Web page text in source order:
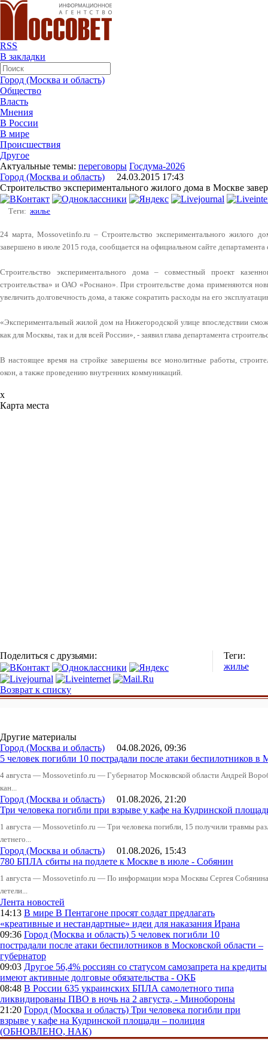
RSS
В закладки
Город (Москва и область)
Общество
Власть
Мнения
В России
В мире
Происшествия
Другое
Актуальные темы: переговоры Госдума-2026
Город (Москва и область) 24.03.2015 17:43
Строительство экспериментального жилого дома в Москве
Теги: жилье
24 марта, Mossovetinfo.ru – Строительство экспериментального жилого
завершено в июле 2015 года, сообщается на официальном сайте департамента
Строительство экспериментального дома – совместный проект
строительства» и ОАО «Роснано». При строительстве дома применяются
увеличить долговечность дома, а также сократить расходы на его
«Экспериментальный жилой дом на Нижегородской улице впоследствии
как для Москвы, так и для всей России», - заявил глава департамента
В настоящее время на стройке завершены все монолитные работы,
окон, а также проведению внутренних коммуникаций.
x
Карта места
Поделиться с друзьями:
Теги:
жилье
Возврат к списку
Другие материалы
Город (Москва и область) 04.08.2026, 09:36
5 человек погибли 10 пострадали после атаки беспилотников в
4 августа — Mossovetinfo.ru — Губернатор Московской области Андрей
кан...
Город (Москва и область) 01.08.2026, 21:20
Три человека погибли при взрыве у кафе на Кудринской
1 августа — Mossovetinfo.ru — Три человека погибли, 15 получили травмы
летнего...
Город (Москва и область) 01.08.2026, 15:43
780 БПЛА сбиты на подлете к Москве в июле - Собянин
1 августа — Mossovetinfo.ru — По информации мэра Москвы Сергея
летели...
Лента новостей
14:13 В мире В Пентагоне просят солдат предлагать
«креативные и нестандартные» идеи для наказания Ирана
09:36 Город (Москва и область) 5 человек погибли 10
пострадали после атаки беспилотников в Московской области –
губернатор
09:03 Другое 56,4% россиян со статусом самозапрета на кредиты
имеют активные долговые обязательства - ОКБ
08:48 В России 635 украинских БПЛА самолетного типа
ликвидированы ПВО в ночь на 2 августа, - Минобороны
21:20 Город (Москва и область) Три человека погибли при
взрыве у кафе на Кудринской площади – полиция
(ОБНОВЛЕНО, НАК)